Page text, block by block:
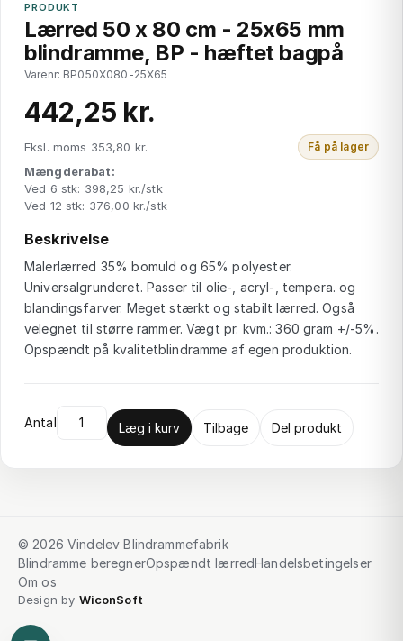
PRODUKT
Lærred 50 x 80 cm - 25x65 mm
blindramme, BP - hæftet bagpå
Varenr: BP050X080-25X65
442,25 kr.
Eksl. moms 353,80 kr. Få på lager
Mængderabat:
Ved 6 stk: 398,25 kr./stk
Ved 12 stk: 376,00 kr./stk
Beskrivelse
Malerlærred 35% bomuld og 65% polyester.
Universalgrunderet. Passer til olie-, acryl-, tempera. og
blandingsfarver. Meget stærkt og stabilt lærred. Også
velegnet til større rammer. Vægt pr. kvm.: 360 gram +/-5%.
Opspændt på kvalitetblindramme af egen produktion.
Antal Læg i kurv Tilbage Del produkt
© 2026 Vindelev Blindrammefabrik
Blindramme beregnerOpspændt lærredHandelsbetingelser
Om os
Design by WiconSoft